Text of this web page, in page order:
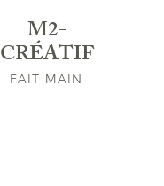
M2-
CRÉATIF
FAIT MAIN